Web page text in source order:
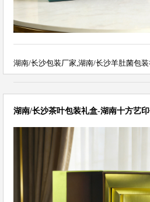
湖南/长沙包装厂家,湖南/长沙羊肚菌包
湖南/长沙茶叶包装礼盒-湖南十方艺